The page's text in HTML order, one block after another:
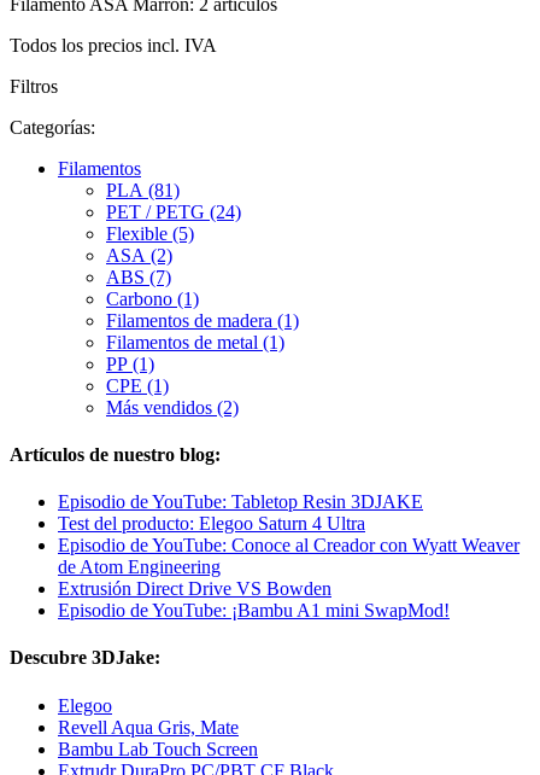
Todos los precios incl. IVA
Filtros
Categorías:
Filamentos
PLA (81)
PET / PETG (24)
Flexible (5)
ASA (2)
ABS (7)
Carbono (1)
Filamentos de madera (1)
Filamentos de metal (1)
PP (1)
CPE (1)
Más vendidos (2)
Artículos de nuestro blog:
Episodio de YouTube: Tabletop Resin 3DJAKE
Test del producto: Elegoo Saturn 4 Ultra
Episodio de YouTube: Conoce al Creador con Wyatt Weaver
de Atom Engineering
Extrusión Direct Drive VS Bowden
Episodio de YouTube: ¡Bambu A1 mini SwapMod!
Descubre 3DJake:
Elegoo
Revell Aqua Gris, Mate
Bambu Lab Touch Screen
Extrudr DuraPro PC/PBT CF Black